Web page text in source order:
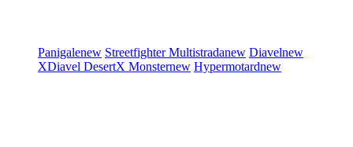
Panigalenew StreetfighterMultistradanew Diavelnew
XDiavel DesertX Monsternew Hypermotardnew